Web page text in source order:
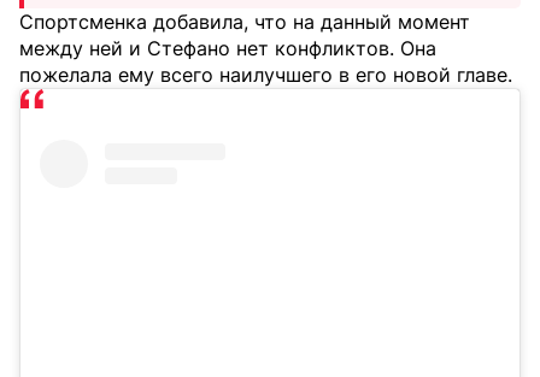
Спортсменка добавила, что на данный момент
между ней и Стефано нет конфликтов. Она
пожелала ему всего наилучшего в его новой главе.